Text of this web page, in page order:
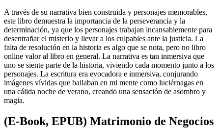
A través de su narrativa bien construida y personajes memorables,
este libro demuestra la importancia de la perseverancia y la
determinación, ya que los personajes trabajan incansablemente para
desentrañar el misterio y llevar a los culpables ante la justicia. La
falta de resolución en la historia es algo que se nota, pero no libro
online​ valor al libro en general. La narrativa es tan inmersiva que
uno se siente parte de la historia, viviendo cada momento junto a los
personajes. La escritura era evocadora e inmersiva, conjurando
imágenes vívidas que bailaban en mi mente como luciérnagas en
una cálida noche de verano, creando una sensación de asombro y
magia.
(E-Book, EPUB) Matrimonio de Negocios